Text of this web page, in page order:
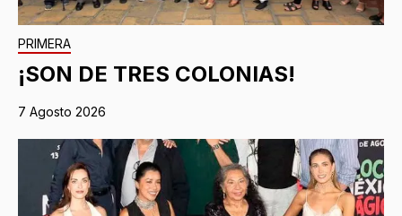
PRIMERA
¡SON DE TRES COLONIAS!
7 Agosto 2026